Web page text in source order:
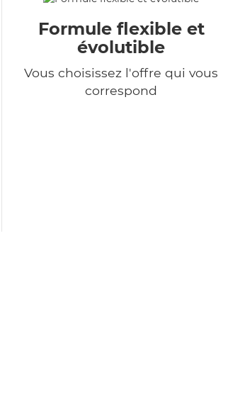
Formule flexible et
évolutible
Vous choisissez l'offre qui vous
correspond